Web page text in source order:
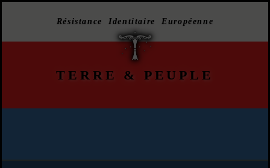
Résistance Identitaire Européenne
TERRE & PEUPLE